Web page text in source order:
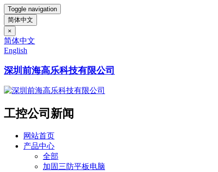
Toggle navigation
简体中文
×
简体中文
English
深圳前海高乐科技有限公司
工控公司新闻
网站首页
产品中心
全部
加固三防平板电脑